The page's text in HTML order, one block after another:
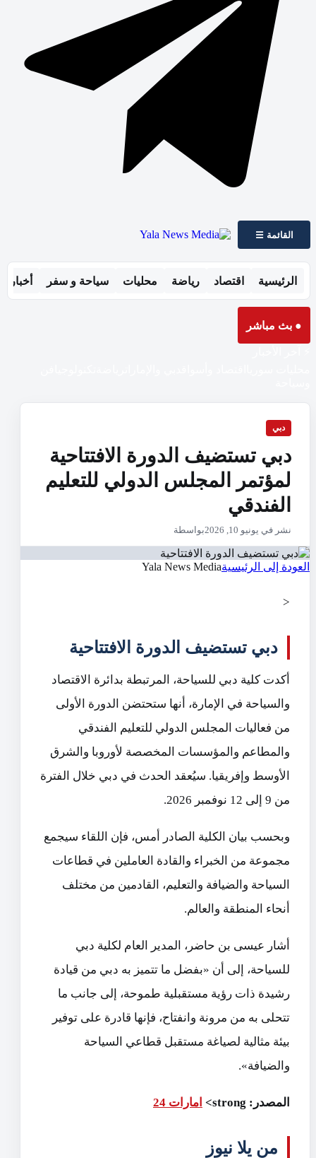
القائمة ☰
الرئيسية اقتصاد رياضة محليات سياحة و سفر أخبار
● بث مباشر
دبي
دبي تستضيف الدورة الافتتاحية
لمؤتمر المجلس الدولي للتعليم
الفندقي
نشر في يونيو 10, 2026 بواسطة
العودة إلى الرئيسيةYala News Media
<
دبي تستضيف الدورة الافتتاحية
أكدت كلية دبي للسياحة، المرتبطة بدائرة الاقتصاد
والسياحة في الإمارة، أنها ستحتضن الدورة الأولى
من فعاليات المجلس الدولي للتعليم الفندقي
والمطاعم والمؤسسات المخصصة لأوروبا والشرق
الأوسط وإفريقيا. سيُعقد الحدث في دبي خلال الفترة
من 9 إلى 12 نوفمبر 2026.
وبحسب بيان الكلية الصادر أمس، فإن اللقاء سيجمع
مجموعة من الخبراء والقادة العاملين في قطاعات
السياحة والضيافة والتعليم، القادمين من مختلف
أنحاء المنطقة والعالم.
أشار عيسى بن حاضر، المدير العام لكلية دبي
للسياحة، إلى أن «بفضل ما تتميز به دبي من قيادة
رشيدة ذات رؤية مستقبلية طموحة، إلى جانب ما
تتحلى به من مرونة وانفتاح، فإنها قادرة على توفير
بيئة مثالية لصياغة مستقبل قطاعي السياحة
والضيافة».
المصدر: strong> امارات 24
من يلا نيوز